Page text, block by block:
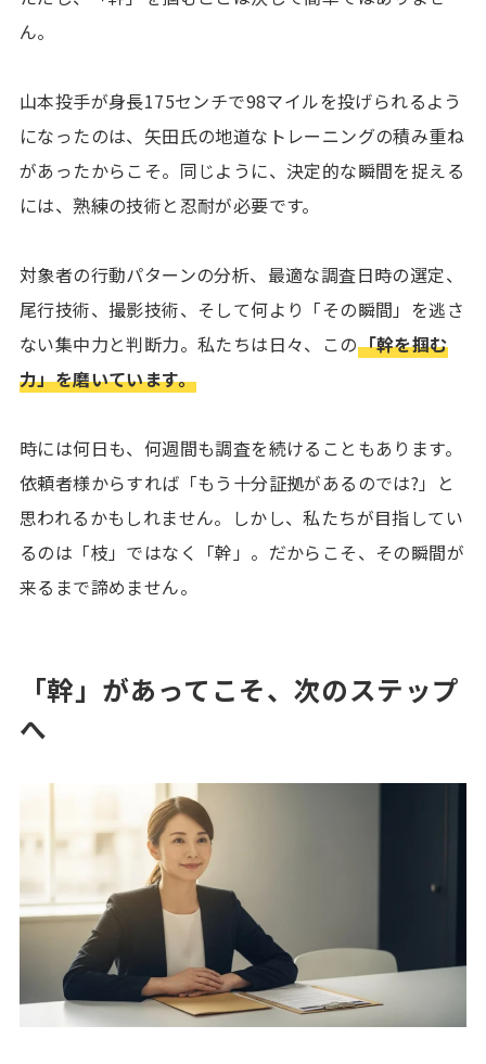
ん。
山本投手が身長175センチで98マイルを投げられるよう
になったのは、矢田氏の地道なトレーニングの積み重ね
があったからこそ。同じように、決定的な瞬間を捉える
には、熟練の技術と忍耐が必要です。
対象者の行動パターンの分析、最適な調査日時の選定、
尾行技術、撮影技術、そして何より「その瞬間」を逃さ
ない集中力と判断力。私たちは日々、この「幹を掴む
力」を磨いています。
時には何日も、何週間も調査を続けることもあります。
依頼者様からすれば「もう十分証拠があるのでは?」と
思われるかもしれません。しかし、私たちが目指してい
るのは「枝」ではなく「幹」。だからこそ、その瞬間が
来るまで諦めません。
「幹」があってこそ、次のステップ
へ